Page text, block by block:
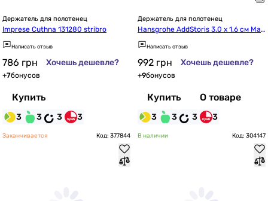
Держатель для полотенец
Imprese Cuthna 131280 stribro
Написать отзыв
786 грн Хочешь дешевле?
+7бонусов
Купить
3 3 3 3
Держатель для полотенец
Hansgrohe AddStoris 3.0 х 1.6 см Mat
t Black 41742670
Написать отзыв
992 грн Хочешь дешевле?
+9бонусов
Купить О товаре
3 3 3 3
Заканчивается Код: 377844 В наличии Код: 304147